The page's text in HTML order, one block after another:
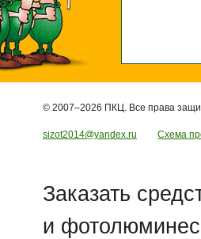
© 2007–2026 ПКЦ. Все права
sizot2014@yandex.ru Схема
Заказать
и